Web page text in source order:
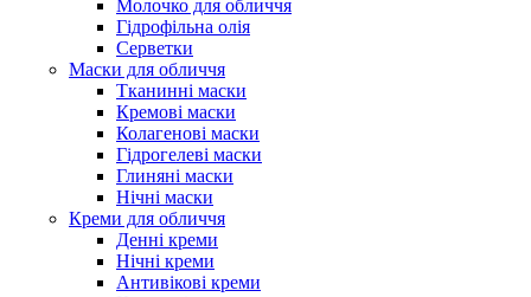
Молочко для обличчя
Гідрофільна олія
Серветки
Маски для обличчя
Тканинні маски
Кремові маски
Колагенові маски
Гідрогелеві маски
Глиняні маски
Нічні маски
Креми для обличчя
Денні креми
Нічні креми
Антивікові креми